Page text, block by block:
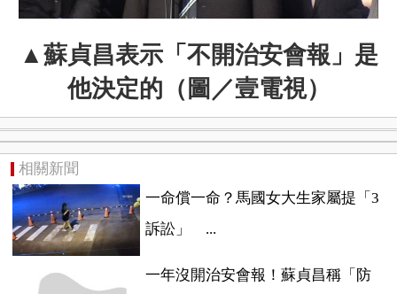
▲蘇貞昌表示「不開治安會報」是
他決定的（圖／壹電視）
相關新聞
一命償一命？馬國女大生家屬提「3
訴訟」 ...
一年沒開治安會報！蘇貞昌稱「防